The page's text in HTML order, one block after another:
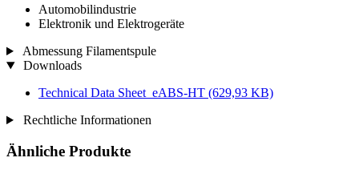
Automobilindustrie
Elektronik und Elektrogeräte
Abmessung Filamentspule
Downloads
Technical Data Sheet_eABS-HT (629,93 KB)
Rechtliche Informationen
Ähnliche Produkte